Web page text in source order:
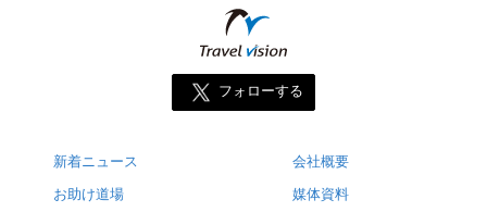
フォローする
新着ニュース
お助け道場
会社概要
媒体資料